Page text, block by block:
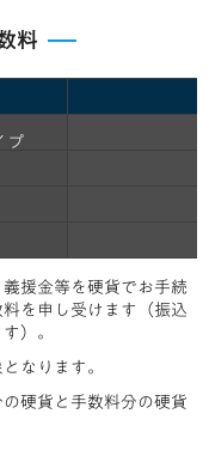
料
プ
援金等を硬貨でお手続
を申し受けます（振込
）。
なります。
硬貨と手数料分の硬貨